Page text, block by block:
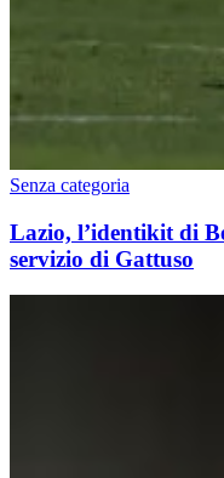
Senza categoria
Lazio, l’identikit di
servizio di Gattuso